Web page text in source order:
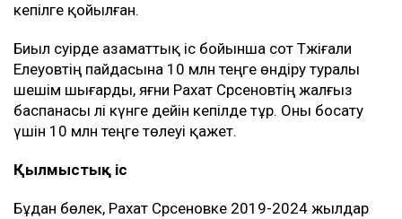
кепілге қойылған.
Биыл сәуірде азаматтық іс бойынша сот Тәжіғали
Елеуовтің пайдасына 10 млн теңге өндіру туралы
шешім шығарды, яғни Рахат Сәрсеновтің жалғыз
баспанасы әлі күнге дейін кепілде тұр. Оны босату
үшін 10 млн теңге төлеуі қажет.
Қылмыстық іс
Бұдан бөлек, Рахат Сәрсеновке 2019-2024 жылдар